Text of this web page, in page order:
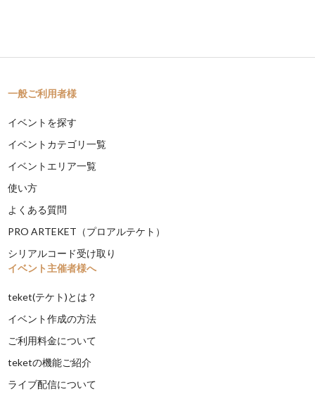
一般ご利用者様
イベントを探す
イベントカテゴリ一覧
イベントエリア一覧
使い方
よくある質問
PRO ARTEKET（プロアルテケト）
シリアルコード受け取り
イベント主催者様へ
teket(テケト)とは？
イベント作成の方法
ご利用料金について
teketの機能ご紹介
ライブ配信について